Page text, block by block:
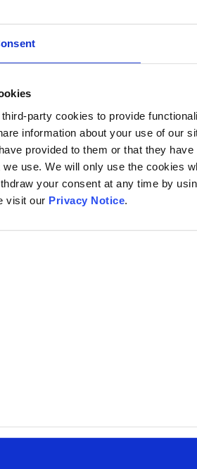
party cookies to provide
information about your use of our
provided to them or that they
use. We will only use the cookies
your consent at any time by
visit our Privacy Notice